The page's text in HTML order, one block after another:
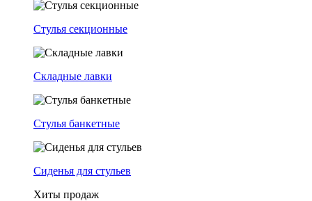
Стулья секционные
Складные лавки
Стулья банкетные
Сиденья для стульев
Хиты продаж